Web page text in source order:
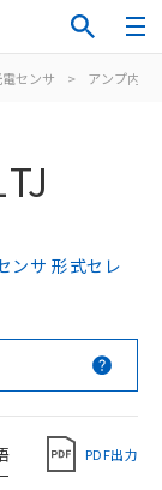
電センサ > アンプ内蔵
ンサ 形式セレ
PDF出力